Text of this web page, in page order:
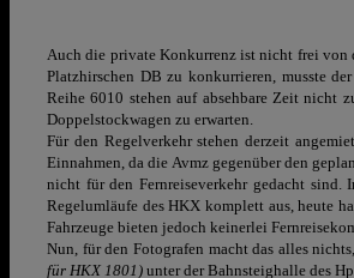
Auch die private Konkurrenz ist nicht frei von
Platzhirschen DB zu konkurrieren, musste
Reihe 6010 stehen auf absehbare Zeit nicht
Doppelstockwagen zu erwarten.
Für den Regelverkehr stehen derzeit
Einnahmen, da die Avmz gegenüber den
nicht für den Fernreiseverkehr gedacht sind.
Regelumläufe des HKX komplett aus, heute
Fahrzeuge bieten jedoch keinerlei
Nun, für den Fotografen macht das alles
für HKX 1801) unter der Bahnsteighalle des